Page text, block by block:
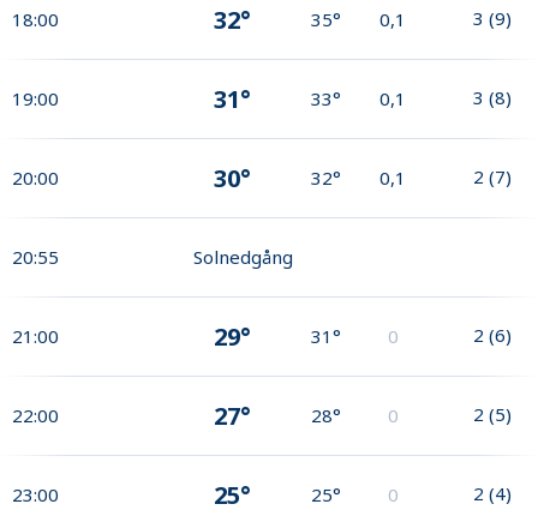
18:00 32° 35° 0,1 3 (9)
19:00 31° 33° 0,1 3 (8)
20:00 30° 32° 0,1 2 (7)
20:55 Solnedgång
21:00 29° 31° 0 2 (6)
22:00 27° 28° 0 2 (5)
23:00 25° 25° 0 2 (4)